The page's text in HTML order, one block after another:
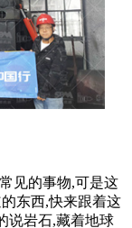
见的事物,可是这
东西,快来跟着这
说岩石,藏着地球